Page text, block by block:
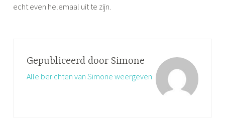
echt even helemaal uit te zijn.
Gepubliceerd door Simone
Alle berichten van Simone weergeven